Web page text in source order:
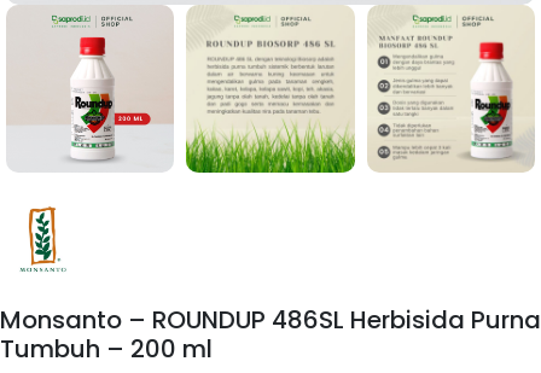
Monsanto – ROUNDUP 486SL Herbisida Purna
Tumbuh – 200 ml